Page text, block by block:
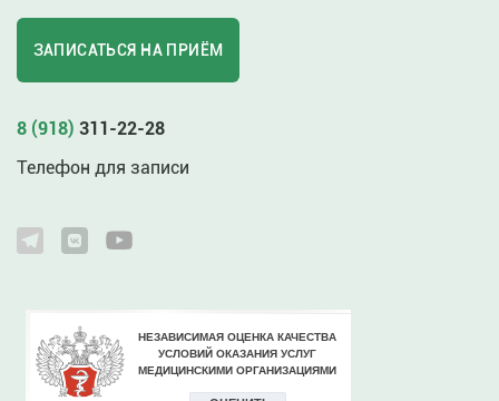
ЗАПИСАТЬСЯ НА ПРИЁМ
8 (918) 311-22-28
Телефон для записи